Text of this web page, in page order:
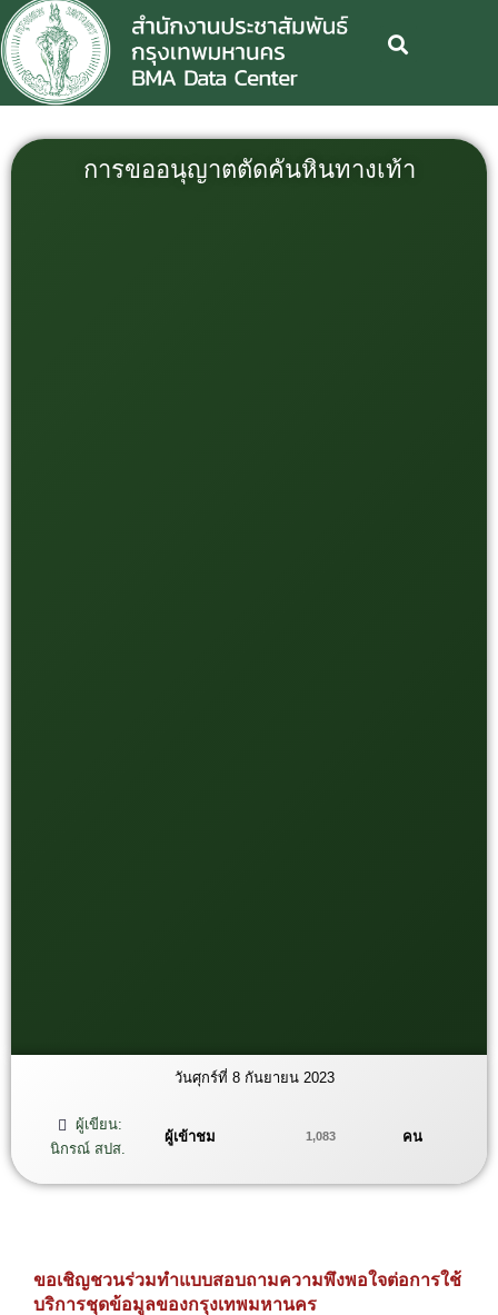
การขออนุญาตตัดคันหินทางเท้า
วันศุกร์ที่ 8 กันยายน 2023
ผู้เขียน:
นิกรณ์ สปส.
ผู้เข้าชม 1,083 คน
ขอเชิญชวนร่วมทำแบบสอบถามความพึงพอใจต่อการใช้
บริการชุดข้อมูลของกรุงเทพมหานคร